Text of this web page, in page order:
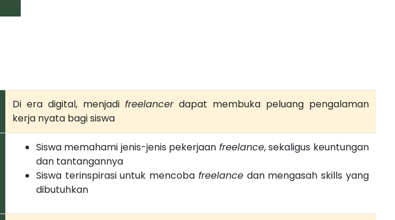
Di era digital, menjadi freelancerdapat membuka peluang pengalaman
kerja nyata bagi siswa
Siswa memahami jenis-jenis pekerjaan freelance, sekaligus keuntungan
dan tantangannya
Siswa terinspirasi untuk mencoba freelancedan mengasah skills yang
dibutuhkan